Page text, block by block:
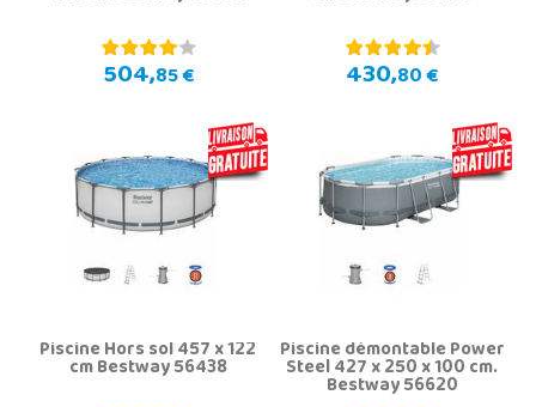
504,85 € 430,80 €
Piscine Hors sol 457 x 122
cm Bestway 56438 Piscine démontable Power
Steel 427 x 250 x 100 cm.
Bestway 56620